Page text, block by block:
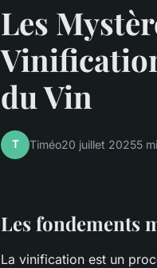
Les
du Vin
T Timéo20 juillet 20255
Les fondements
La vinification est un